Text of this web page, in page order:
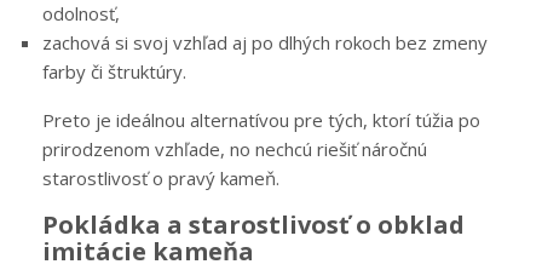
odolnosť,
zachová si svoj vzhľad aj po dlhých rokoch bez zmeny
farby či štruktúry.
Preto je ideálnou alternatívou pre tých, ktorí túžia po
prirodzenom vzhľade, no nechcú riešiť náročnú
starostlivosť o pravý kameň.
Pokládka a starostlivosť o obklad
imitácie kameňa